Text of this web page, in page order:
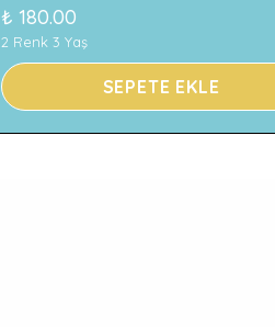
₺ 180.00
2 Renk 3 Yaş
SEPETE EKLE